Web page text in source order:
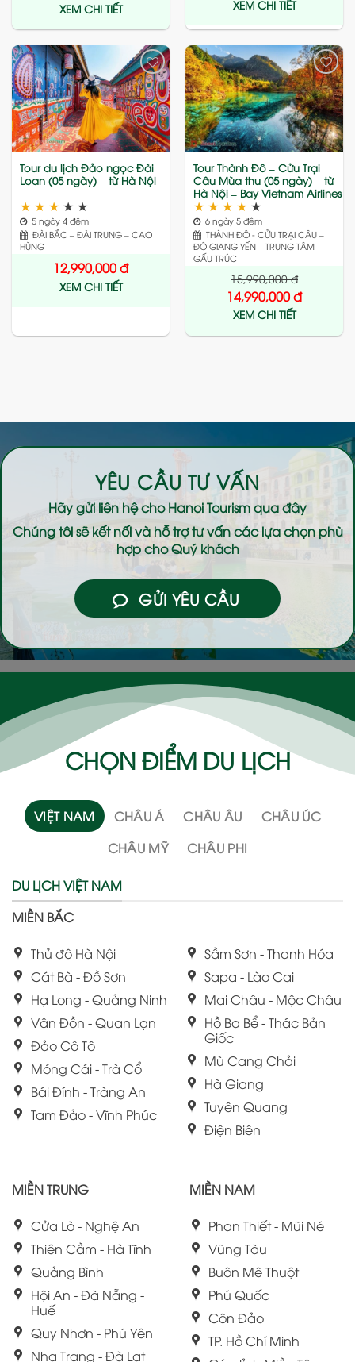
XEM CHI TIẾT XEM CHI TIẾT
Add
to
wishlist
Tour du lịch Đảo ngọc Đài
Loan (05 ngày) – từ Hà Nội
★ ★ ★ ★ ★
5 ngày 4 đêm
ĐÀI BẮC – ĐÀI TRUNG – CAO
HÙNG
12,990,000đ
XEM CHI TIẾT
Add
to
wishlist
Tour Thành Đô – Cửu Trại
Câu Mùa thu (05 ngày) – từ
Hà Nội – Bay Vietnam Airlines
★ ★ ★ ★ ★
6 ngày 5 đêm
THÀNH ĐÔ - CỬU TRẠI CÂU –
ĐÔ GIANG YẾN – TRUNG TÂM
GẤU TRÚC
15,990,000đ
14,990,000đ
XEM CHI TIẾT
YÊU CẦU TƯ VẤN
Hãy gửi liên hệ choHanoi Tourismqua đây
Chúng tôi sẽ kết nối và hỗ trợ tư vấn các lựa chọn phù
hợp cho Quý khách
GỬI YÊU CẦU
CHỌN ĐIỂM DU LỊCH
VIỆT NAM CHÂU Á CHÂU ÂU
CHÂU ÚC
CHÂU MỸ
CHÂU PHI
DU LỊCH VIỆT NAM
MIỀN BẮC
Thủ đô Hà Nội
Cát Bà - Đồ Sơn
Hạ Long - Quảng Ninh
Vân Đồn - Quan Lạn
Đảo Cô Tô
Móng Cái - Trà Cổ
Bái Đính - Tràng An
Tam Đảo - Vĩnh Phúc
Sầm Sơn - Thanh Hóa
Sapa - Lào Cai
Mai Châu - Mộc Châu
Hồ Ba Bể - Thác Bản
Giốc
Mù Cang Chải
Hà Giang
Tuyên Quang
Điện Biên
MIỀN TRUNG
Cửa Lò - Nghệ An
Thiên Cầm - Hà Tĩnh
Quảng Bình
Hội An - Đà Nẵng -
Huế
Quy Nhơn - Phú Yên
Nha Trang - Đà Lạt
MIỀN NAM
Phan Thiết - Mũi Né
Vũng Tàu
Buôn Mê Thuột
Phú Quốc
Côn Đảo
TP. Hồ Chí Minh